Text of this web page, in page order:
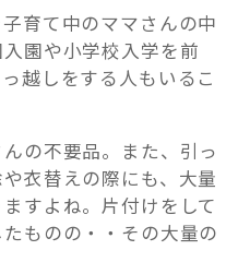
育て中のママさんの中
園や小学校入学を前
越しをする人もいるこ
の不要品。また、引っ
衣替えの際にも、大量
すよね。片付けをして
ものの・・その大量の